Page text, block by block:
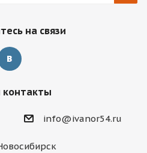
на связи
info@ivanor54.ru